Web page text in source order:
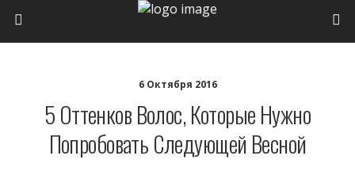
6 Октября 2016
5 Оттенков Волос, Которые Нужно
Попробовать Следующей Весной